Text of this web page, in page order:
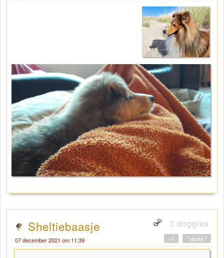
Sheltiebaasje 3 doggies
07 december 2021 om 11:39 " quote "
+1